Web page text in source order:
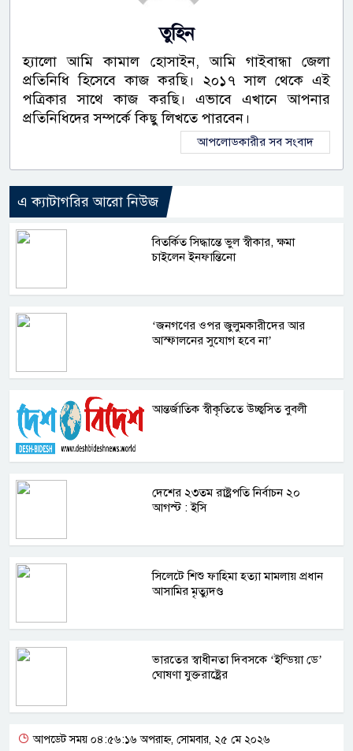
তুহিন
হ্যালো আমি কামাল হোসাইন, আমি গাইবান্ধা জেলা
প্রতিনিধি হিসেবে কাজ করছি। ২০১৭ সাল থেকে এই
পত্রিকার সাথে কাজ করছি। এভাবে এখানে আপনার
প্রতিনিধিদের সম্পর্কে কিছু লিখতে পারবেন।
আপলোডকারীর সব সংবাদ
এ ক্যাটাগরির আরো নিউজ
বিতর্কিত সিদ্ধান্তে ভুল স্বীকার, ক্ষমা
চাইলেন ইনফান্তিনো
‘জনগণের ওপর জুলুমকারীদের আর
আস্ফালনের সুযোগ হবে না’
আন্তর্জাতিক স্বীকৃতিতে উচ্ছ্বসিত বুবলী
দেশের ২৩তম রাষ্ট্রপতি নির্বাচন ২০
আগস্ট : ইসি
সিলেটে শিশু ফাহিমা হত্যা মামলায় প্রধান
আসামির মৃত্যুদণ্ড
ভারতের স্বাধীনতা দিবসকে ‘ইন্ডিয়া ডে’
ঘোষণা যুক্তরাষ্ট্রের
আপডেট সময় ০৪:৫৬:১৬ অপরাহ্ন, সোমবার, ২৫ মে ২০২৬